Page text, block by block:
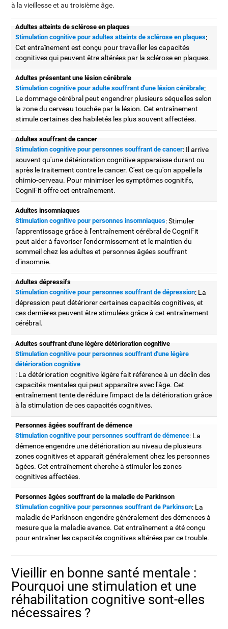
à la vieillesse et au troisième âge.
Adultes atteints de sclérose en plaques
Stimulation cognitive pour adultes atteints de sclérose en plaques:
Cet entraînement est conçu pour travailler les capacités
cognitives qui peuvent être altérées par la sclérose en plaques.
Adultes présentant une lésion cérébrale
Stimulation cognitive pour adulte souffrant d'une lésion cérébrale:
Le dommage cérébral peut engendrer plusieurs séquelles selon
la zone du cerveau touchée par la lésion. Cet entraînement
stimule certaines des habiletés les plus souvent affectées.
Adultes souffrant de cancer
Stimulation cognitive pour personnes souffrant de cancer: Il arrive
souvent qu'une détérioration cognitive apparaisse durant ou
après le traitement contre le cancer. C'est ce qu'on appelle la
chimio-cerveau. Pour minimiser les symptômes cognitifs,
CogniFit offre cet entraînement.
Adultes insomniaques
Stimulation cognitive pour personnes insomniaques: Stimuler
l'apprentissage grâce à l'entraînement cérébral de CogniFit
peut aider à favoriser l'endormissement et le maintien du
sommeil chez les adultes et personnes âgées souffrant
d'insomnie.
Adultes dépressifs
Stimulation cognitive pour personnes souffrant de dépression: La
dépression peut détériorer certaines capacités cognitives, et
ces dernières peuvent être stimulées grâce à cet entraînement
cérébral.
Adultes souffrant d'une légère détérioration cognitive
Stimulation cognitive pour personnes souffrant d'une légère
détérioration cognitive
: La détérioration cognitive légère fait référence à un déclin des
capacités mentales qui peut apparaître avec l'âge. Cet
entraînement tente de réduire l'impact de la détérioration grâce
à la stimulation de ces capacités cognitives.
Personnes âgées souffrant de démence
Stimulation cognitive pour personnes souffrant de démence: La
démence engendre une détérioration au niveau de plusieurs
zones cognitives et apparaît généralement chez les personnes
âgées. Cet entraînement cherche à stimuler les zones
cognitives affectées.
Personnes âgées souffrant de la maladie de Parkinson
Stimulation cognitive pour personnes souffrant de Parkinson: La
maladie de Parkinson engendre généralement des démences à
mesure que la maladie avance. Cet entraînement a été conçu
pour entraîner les capacités cognitives altérées par ce trouble.
Vieillir en bonne santé mentale :
Pourquoi une stimulation et une
réhabilitation cognitive sont-elles
nécessaires ?